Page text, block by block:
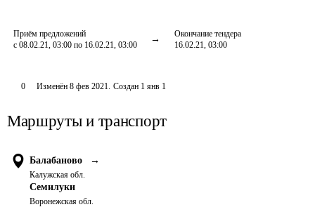
Приём предложений
с 08.02.21, 03:00 по 16.02.21, 03:00
Окончание тендера
16.02.21, 03:00
0 Изменён 8 фев 2021. Создан 1 янв 1
Маршруты и транспорт
Балабаново →
Калужская обл.
Семилуки
Воронежская обл.